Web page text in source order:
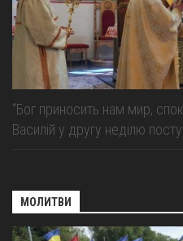
“Бог приносить нам мир,
Василій у другу неділю посту
МОЛИТВИ